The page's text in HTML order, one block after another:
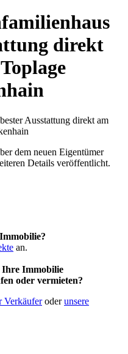
direkt
dem neuen Eigentümer
Details veröffentlicht.
an.
Ihre Immobilie
oder vermieten?
Verkäuferoderunsere